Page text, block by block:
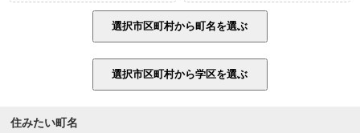
住みたい町名